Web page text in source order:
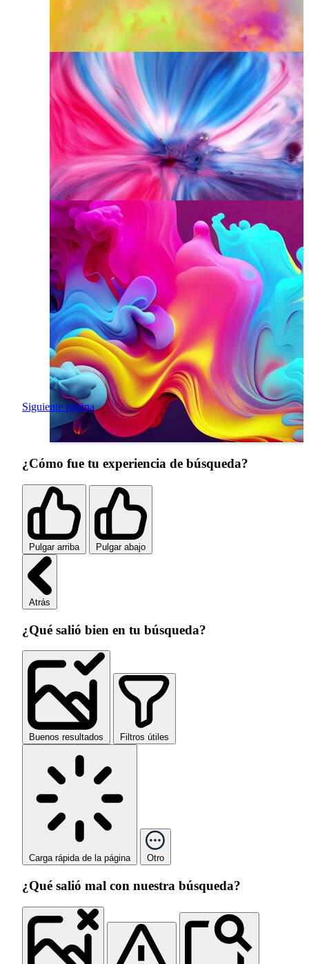
Siguiente página
¿Cómo fue tu experiencia de búsqueda?
Pulgar arriba Pulgar abajo
Atrás
¿Qué salió bien en tu búsqueda?
Buenos resultados Filtros útiles
Carga rápida de la página Otro
¿Qué salió mal con nuestra búsqueda?